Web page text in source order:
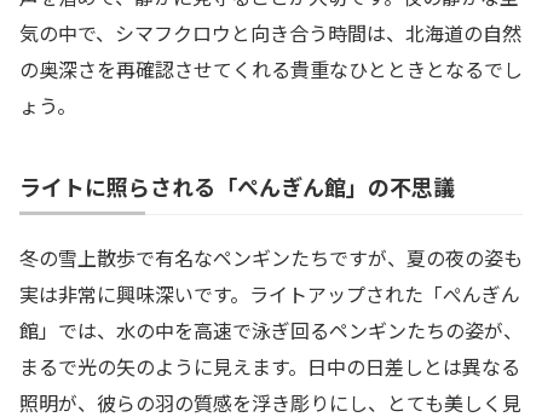
気の中で、シマフクロウと向き合う時間は、北海道の自然
の奥深さを再確認させてくれる貴重なひとときとなるでし
ょう。
ライトに照らされる「ぺんぎん館」の不思議
冬の雪上散歩で有名なペンギンたちですが、夏の夜の姿も
実は非常に興味深いです。ライトアップされた「ぺんぎん
館」では、水の中を高速で泳ぎ回るペンギンたちの姿が、
まるで光の矢のように見えます。日中の日差しとは異なる
照明が、彼らの羽の質感を浮き彫りにし、とても美しく見